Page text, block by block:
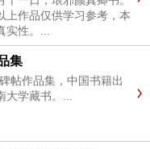
上作品仅供学习参考，本
性。...
集
帖作品集，中国书籍出
学藏书。...